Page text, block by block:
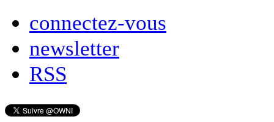
connectez-vous
newsletter
RSS